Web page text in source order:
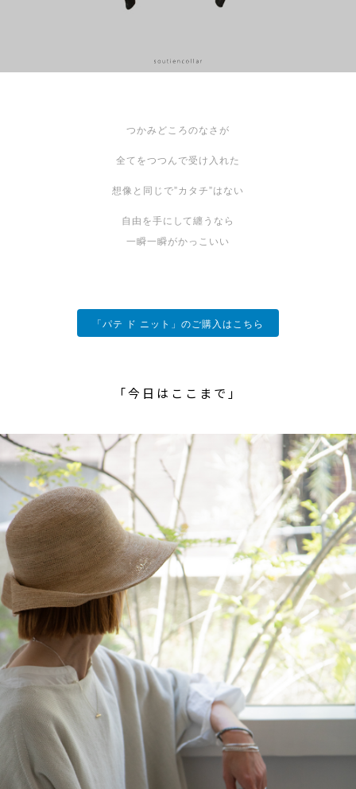
つかみどころのなさが
全てをつつんで受け入れた
想像と同じで”カタチ”はない
自由を手にして纏うなら
一瞬一瞬がかっこいい
「パテ ド ニット」のご購入はこちら
「今日はここまで」